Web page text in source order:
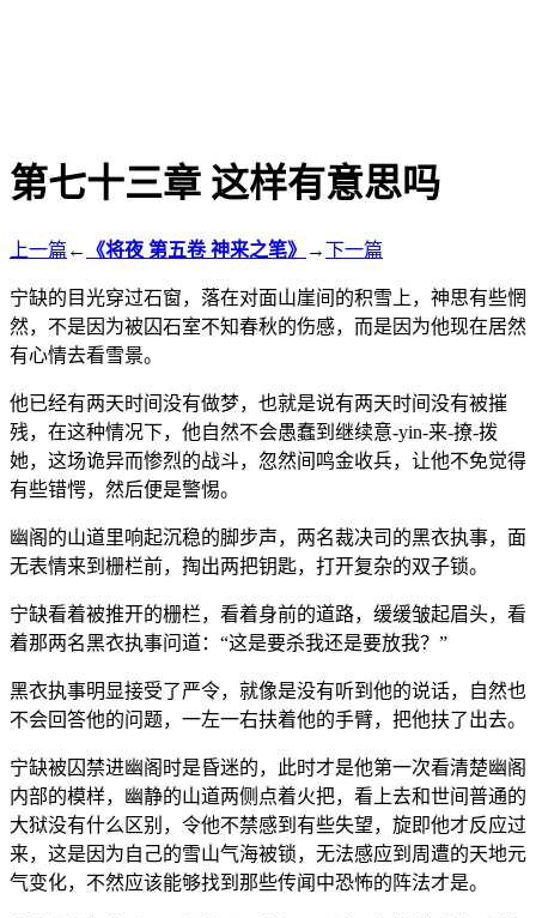
第七十三章 这样有意思吗
上一篇 ← 《将夜 第五卷 神来之笔》 →下一篇
宁缺的目光穿过石窗，落在对面山崖间的积雪上，神思有些惘
然，不是因为被囚石室不知春秋的伤感，而是因为他现在居然
有心情去看雪景。
他已经有两天时间没有做梦，也就是说有两天时间没有被摧
残，在这种情况下，他自然不会愚蠢到继续意-yin-来-撩-拨
她，这场诡异而惨烈的战斗，忽然间鸣金收兵，让他不免觉得
有些错愕，然后便是警惕。
幽阁的山道里响起沉稳的脚步声，两名裁决司的黑衣执事，面
无表情来到栅栏前，掏出两把钥匙，打开复杂的双子锁。
宁缺看着被推开的栅栏，看着身前的道路，缓缓皱起眉头，看
着那两名黑衣执事问道：“这是要杀我还是要放我？”
黑衣执事明显接受了严令，就像是没有听到他的说话，自然也
不会回答他的问题，一左一右扶着他的手臂，把他扶了出去。
宁缺被囚禁进幽阁时是昏迷的，此时才是他第一次看清楚幽阁
内部的模样，幽静的山道两侧点着火把，看上去和世间普通的
大狱没有什么区别，令他不禁感到有些失望，旋即他才反应过
来，这是因为自己的雪山气海被锁，无法感应到周遭的天地元
气变化，不然应该能够找到那些传闻中恐怖的阵法才是。